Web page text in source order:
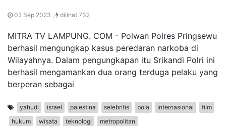
02 Sep 2023 , dilihat 732
MITRA TV LAMPUNG. COM - Polwan Polres Pringsewu
berhasil mengungkap kasus peredaran narkoba di
Wilayahnya. Dalam pengungkapan itu Srikandi Polri ini
berhasil mengamankan dua orang terduga pelaku yang
berperan sebagai
yahudi israel palestina selebritis bola internasional
film
hukum
wisata teknologi metropolitan